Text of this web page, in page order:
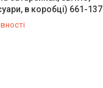
в коробці) 661-137
35